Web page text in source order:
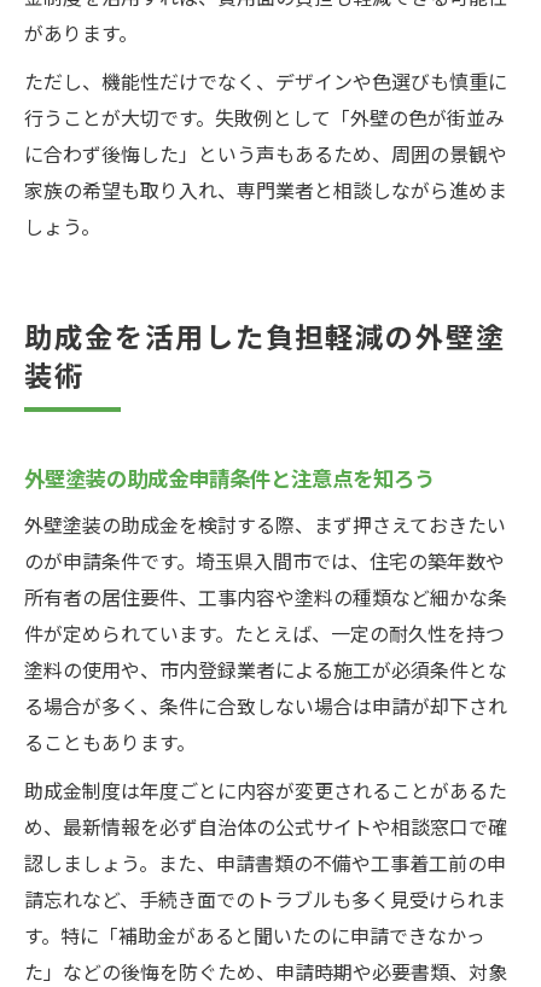
があります。
ただし、機能性だけでなく、デザインや色選びも慎重に
行うことが大切です。失敗例として「外壁の色が街並み
に合わず後悔した」という声もあるため、周囲の景観や
家族の希望も取り入れ、専門業者と相談しながら進めま
しょう。
助成金を活用した負担軽減の外壁塗
装術
外壁塗装の助成金申請条件と注意点を知ろう
外壁塗装の助成金を検討する際、まず押さえておきたい
のが申請条件です。埼玉県入間市では、住宅の築年数や
所有者の居住要件、工事内容や塗料の種類など細かな条
件が定められています。たとえば、一定の耐久性を持つ
塗料の使用や、市内登録業者による施工が必須条件とな
る場合が多く、条件に合致しない場合は申請が却下され
ることもあります。
助成金制度は年度ごとに内容が変更されることがあるた
め、最新情報を必ず自治体の公式サイトや相談窓口で確
認しましょう。また、申請書類の不備や工事着工前の申
請忘れなど、手続き面でのトラブルも多く見受けられま
す。特に「補助金があると聞いたのに申請できなかっ
た」などの後悔を防ぐため、申請時期や必要書類、対象